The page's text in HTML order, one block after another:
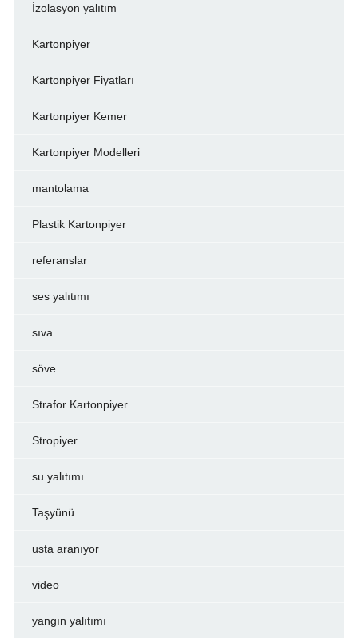
İzolasyon yalıtım
Kartonpiyer
Kartonpiyer Fiyatları
Kartonpiyer Kemer
Kartonpiyer Modelleri
mantolama
Plastik Kartonpiyer
referanslar
ses yalıtımı
sıva
söve
Strafor Kartonpiyer
Stropiyer
su yalıtımı
Taşyünü
usta aranıyor
video
yangın yalıtımı